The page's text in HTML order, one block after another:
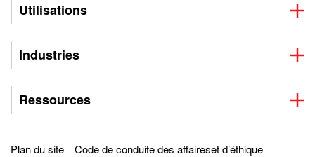
Utilisations
Industries
Ressources
Plan du site
Code de conduite des affaireset d’éthique